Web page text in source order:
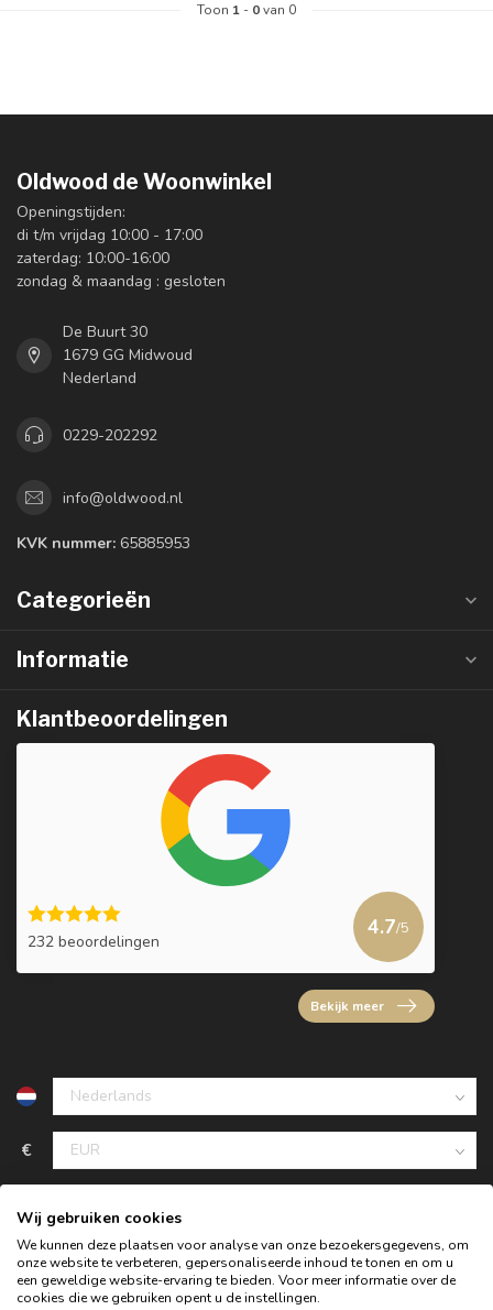
Toon 1 - 0van 0
Oldwood de Woonwinkel
Openingstijden:
di t/m vrijdag 10:00 - 17:00
zaterdag: 10:00-16:00
zondag & maandag : gesloten
De Buurt 30
1679 GG Midwoud
Nederland
0229-202292
info@oldwood.nl
KVK nummer: 65885953
Categorieën
Informatie
Klantbeoordelingen
232 beoordelingen
4.7/5
Bekijk meer
€
Wij gebruiken cookies
We kunnen deze plaatsen voor analyse van onze bezoekersgegevens, om
onze website te verbeteren, gepersonaliseerde inhoud te tonen en om u
een geweldige website-ervaring te bieden. Voor meer informatie over de
cookies die we gebruiken opent u de instellingen.